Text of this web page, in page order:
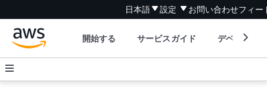
日本語 設定 お問い合わせフィー
開始する サービスガイド デベロッパ